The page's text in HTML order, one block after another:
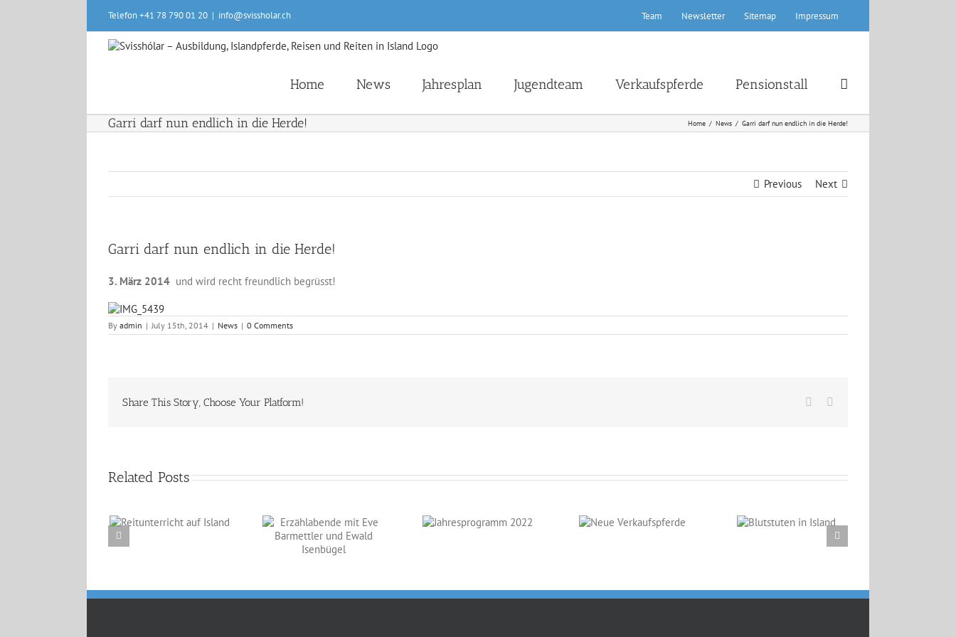
Telefon +41 78 790 01 20 | info@svissholar.ch Team Newsletter Sitemap Impressum
Home News Jahresplan Jugendteam Verkaufspferde Pensionstall
Garri darf nun endlich in die Herde! Home News Garri darf nun endlich in die Herde!
Previous Next
Garri darf nun endlich in die Herde!
3. März 2014 und wird recht freundlich begrüsst!
By admin | July 15th, 2014 | News | 0 Comments
Share This Story, Choose Your Platform! Facebook
Related Posts
Jahresprogramm
2022
Neue
Blutstuten in